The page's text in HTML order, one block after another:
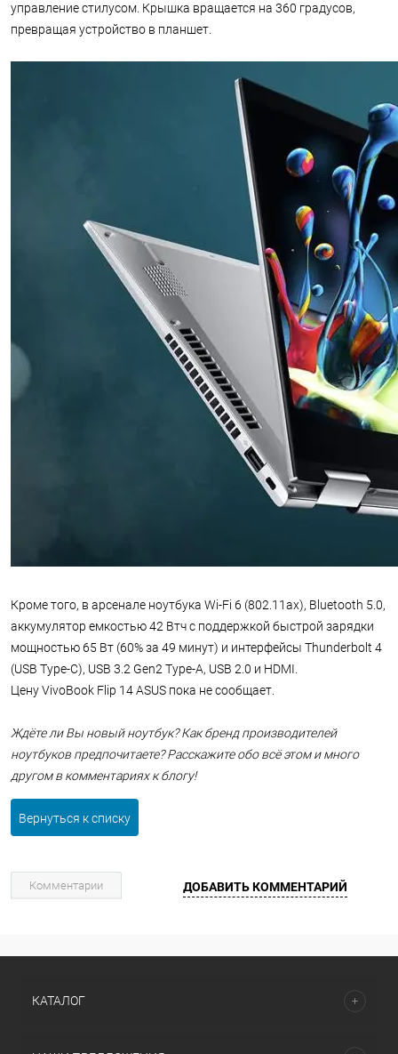
управление стилусом. Крышка вращается на 360 градусов,
превращая устройство в планшет.
Кроме того, в арсенале ноутбука Wi-Fi 6 (802.11ax), Bluetooth 5.0,
аккумулятор емкостью 42 Втч с поддержкой быстрой зарядки
мощностью 65 Вт (60% за 49 минут) и интерфейсы Thunderbolt 4
(USB Type-C), USB 3.2 Gen2 Type-A, USB 2.0 и HDMI.
Цену VivoBook Flip 14 ASUS пока не сообщает.
Ждёте ли Вы новый ноутбук? Как бренд производителей
ноутбуков предпочитаете? Расскажите обо всё этом и много
другом в комментариях к блогу!
Вернуться к списку
Комментарии ДОБАВИТЬ КОММЕНТАРИЙ
КАТАЛОГ